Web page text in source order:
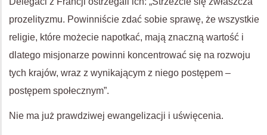
prozelityzmu. Powinniście zdać sobie sprawę, że wszystkie
religie, które możecie napotkać, mają znaczną wartość i
dlatego misjonarze powinni koncentrować się na rozwoju
tych krajów, wraz z wynikającym z niego postępem –
postępem społecznym”.
Nie ma już prawdziwej ewangelizacji i uświęcenia.